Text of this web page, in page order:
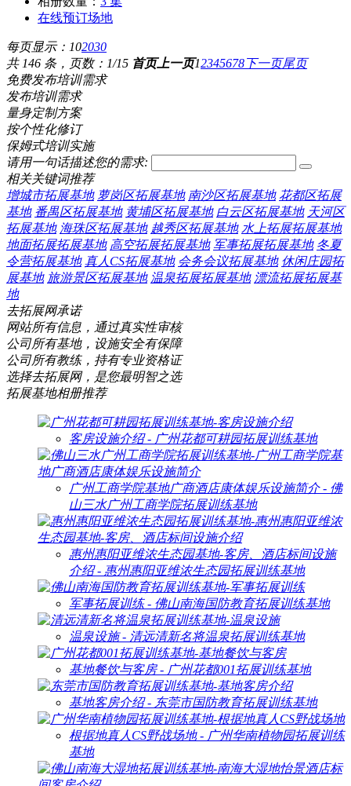
在线预订场地
每页显示： 102030
共 146 条，页数：1/15 首页上一页12345678下一页尾页
免费发布培训需求
发布培训需求
量身定制方案
按个性化修订
保姆式培训实施
请用一句话描述您的需求:
相关关键词推荐
增城市拓展基地 萝岗区拓展基地 南沙区拓展基地 花都区拓展
基地 番禺区拓展基地 黄埔区拓展基地 白云区拓展基地 天河区
拓展基地 海珠区拓展基地 越秀区拓展基地 水上拓展拓展基地
地面拓展拓展基地 高空拓展拓展基地 军事拓展拓展基地 冬夏
令营拓展基地 真人CS拓展基地 会务会议拓展基地 休闲庄园拓
展基地 旅游景区拓展基地 温泉拓展拓展基地 漂流拓展拓展基
地
去拓展网承诺
网站所有信息，通过真实性审核
公司所有基地，设施安全有保障
公司所有教练，持有专业资格证
选择去拓展网，是您最明智之选
拓展基地相册推荐
客房设施介绍 - 广州花都可耕园拓展训练基地
广州工商学院基地广商酒店康体娱乐设施简介 - 佛
山三水广州工商学院拓展训练基地
惠州惠阳亚维浓生态园基地-客房、酒店标间设施
介绍 - 惠州惠阳亚维浓生态园拓展训练基地
军事拓展训练 - 佛山南海国防教育拓展训练基地
温泉设施 - 清远清新名将温泉拓展训练基地
基地餐饮与客房 - 广州花都001拓展训练基地
基地客房介绍 - 东莞市国防教育拓展训练基地
根据地真人CS野战场地 - 广州华南植物园拓展训练
基地